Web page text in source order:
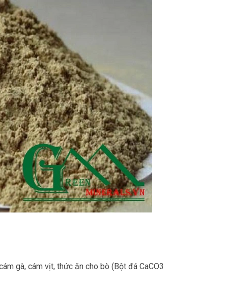
gà, cám vịt, thức ăn cho bò (Bột đá CaCO3